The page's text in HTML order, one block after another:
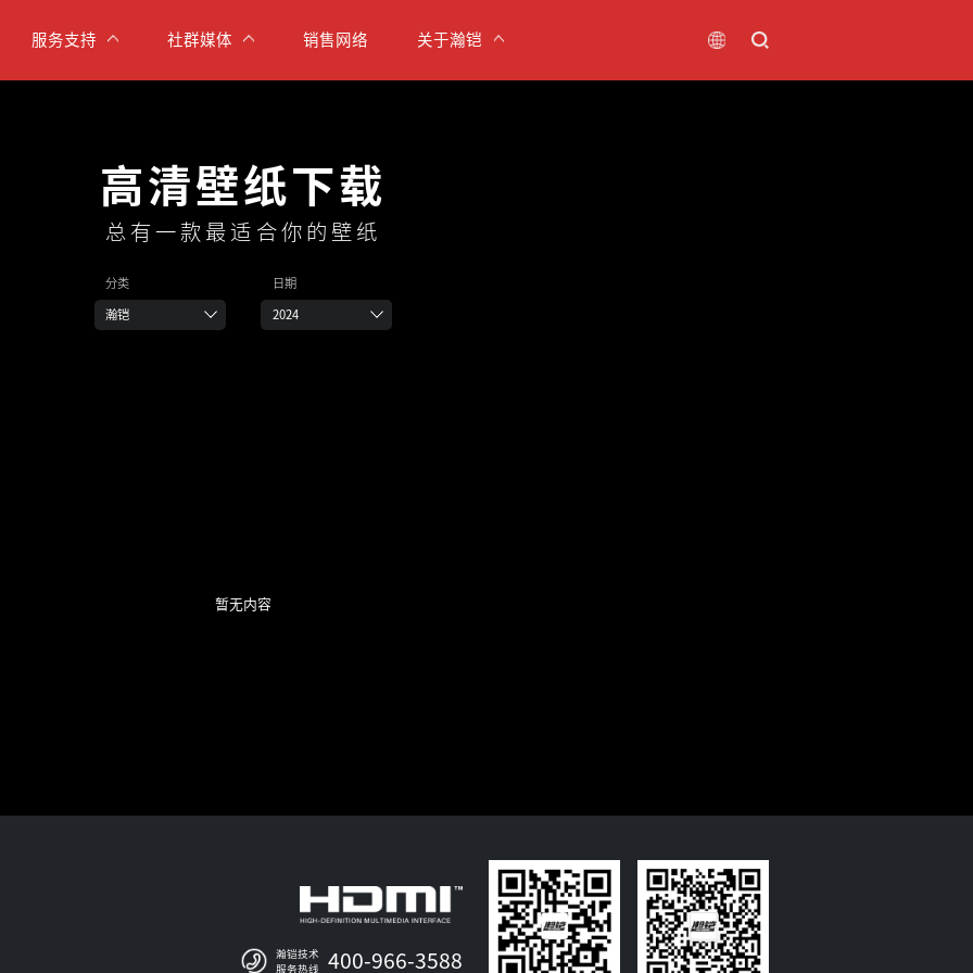
服务支持 社群媒体 销售网络 关于瀚铠
高清壁纸下载
总有一款最适合你的壁纸
分类
瀚铠
日期
2024
暂无内容
瀚铠技术
服务热线
400-966-3588